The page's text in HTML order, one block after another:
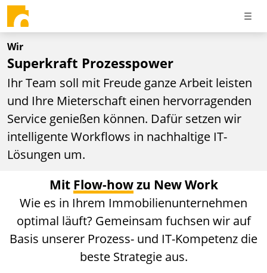
Wir
Superkraft Prozesspower
Ihr Team soll mit Freude ganze Arbeit leisten
und Ihre Mieterschaft einen hervorragenden
Service genießen können. Dafür setzen wir
intelligente Workflows in nachhaltige IT-
Lösungen um.
Mit Flow-howzu New Work
Wie es in Ihrem Immobilienunternehmen
optimal läuft? Gemeinsam fuchsen wir auf
Basis unserer Prozess- und IT-Kompetenz die
beste Strategie aus.